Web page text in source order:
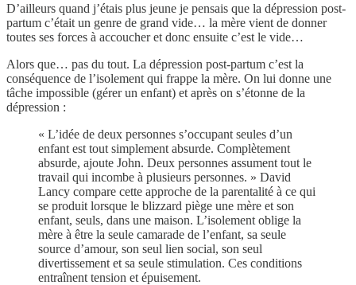
D’ailleurs quand j’étais plus jeune je pensais que la dépression post-
partum c’était un genre de grand vide… la mère vient de donner
toutes ses forces à accoucher et donc ensuite c’est le vide…
Alors que… pas du tout. La dépression post-partum c’est la
conséquence de l’isolement qui frappe la mère. On lui donne une
tâche impossible (gérer un enfant) et après on s’étonne de la
dépression :
« L’idée de deux personnes s’occupant seules d’un
enfant est tout simplement absurde. Complètement
absurde, ajoute John. Deux personnes assument tout le
travail qui incombe à plusieurs personnes. » David
Lancy compare cette approche de la parentalité à ce qui
se produit lorsque le blizzard piège une mère et son
enfant, seuls, dans une maison. L’isolement oblige la
mère à être la seule camarade de l’enfant, sa seule
source d’amour, son seul lien social, son seul
divertissement et sa seule stimulation. Ces conditions
entraînent tension et épuisement.